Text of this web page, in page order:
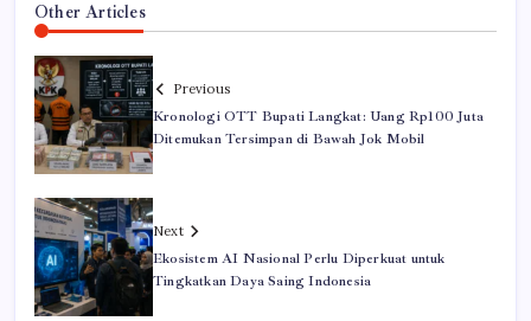
Other Articles
Previous
Kronologi OTT Bupati Langkat: Uang Rp100 Juta
Ditemukan Tersimpan di Bawah Jok Mobil
Next
Ekosistem AI Nasional Perlu Diperkuat untuk
Tingkatkan Daya Saing Indonesia